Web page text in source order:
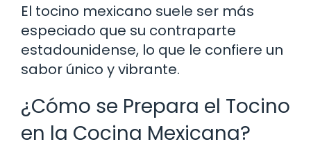
El tocino mexicano suele ser más
especiado que su contraparte
estadounidense, lo que le confiere un
sabor único y vibrante.
¿Cómo se Prepara el Tocino
en la Cocina Mexicana?